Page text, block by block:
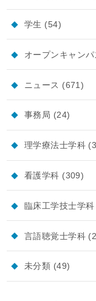
学生 (54)
オープンキャンパ
ニュース (671)
事務局 (24)
理学療法士学科
看護学科 (309)
臨床工学技士学科
言語聴覚士学科
未分類 (49)